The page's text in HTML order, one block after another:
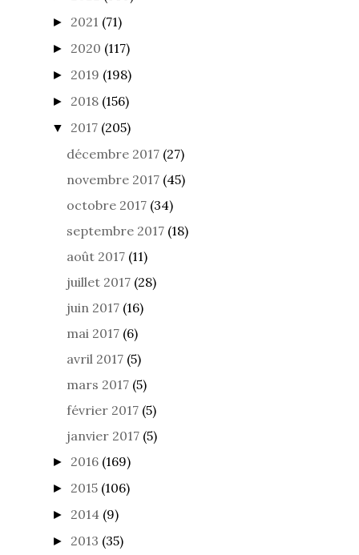
► 2021 (71)
► 2020 (117)
► 2019 (198)
► 2018 (156)
▼ 2017 (205)
décembre 2017 (27)
novembre 2017 (45)
octobre 2017 (34)
septembre 2017 (18)
août 2017 (11)
juillet 2017 (28)
juin 2017 (16)
mai 2017 (6)
avril 2017 (5)
mars 2017 (5)
février 2017 (5)
janvier 2017 (5)
► 2016 (169)
► 2015 (106)
► 2014 (9)
► 2013 (35)